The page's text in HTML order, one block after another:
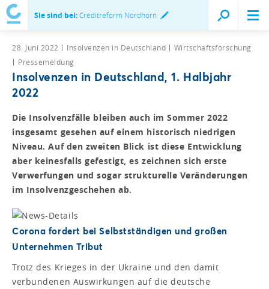
Sie sind bei:Creditreform Nordhorn
28. Juni 2022 Insolvenzen in Deutschland
Wirtschaftsforschung
Pressemeldung
Insolvenzen in Deutschland, 1. Halbjahr
2022
Die Insolvenzfälle bleiben auch im Sommer 2022
insgesamt gesehen auf einem historisch niedrigen
Niveau. Auf den zweiten Blick ist diese Entwicklung
aber keinesfalls gefestigt, es zeichnen sich erste
Verwerfungen und sogar strukturelle Veränderungen
im Insolvenzgeschehen ab.
Corona fordert bei Selbstständigen und großen
Unternehmen Tribut
Trotz des Krieges in der Ukraine und den damit
verbundenen Auswirkungen auf die deutsche